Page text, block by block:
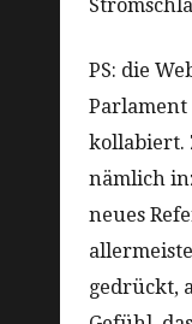
PS: die
kollabiert.
nämlich
neues
gedrückt,